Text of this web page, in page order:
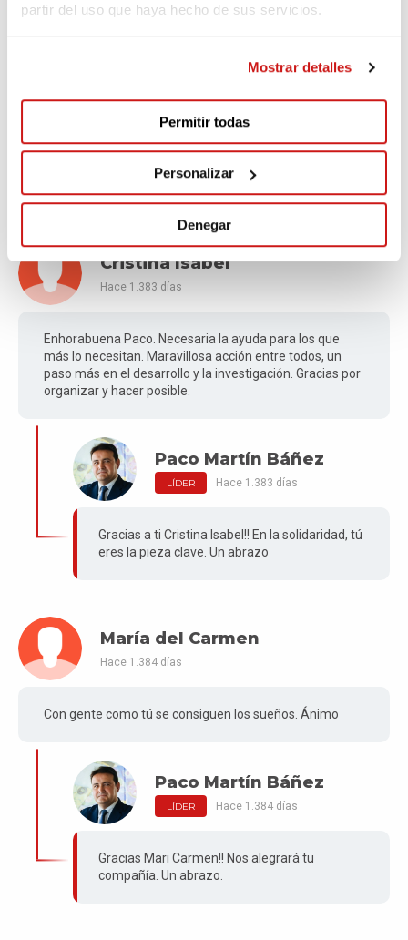
partir del uso que haya hecho de sus servicios.
Mostrar detalles
Permitir todas
Personalizar
Denegar
vemos
momento. Un abrazo
Cristina Isabel
Hace 1.383 días
Enhorabuena Paco. Necesaria la ayuda para los que
más lo necesitan. Maravillosa acción entre todos, un
paso más en el desarrollo y la investigación. Gracias por
organizar y hacer posible.
Paco Martín Báñez
LÍDER Hace 1.383 días
Gracias a ti Cristina Isabel!! En la solidaridad, tú
eres la pieza clave. Un abrazo
María del Carmen
Hace 1.384 días
Con gente como tú se consiguen los sueños. Ánimo
Paco Martín Báñez
LÍDER Hace 1.384 días
Gracias Mari Carmen!! Nos alegrará tu
compañía. Un abrazo.